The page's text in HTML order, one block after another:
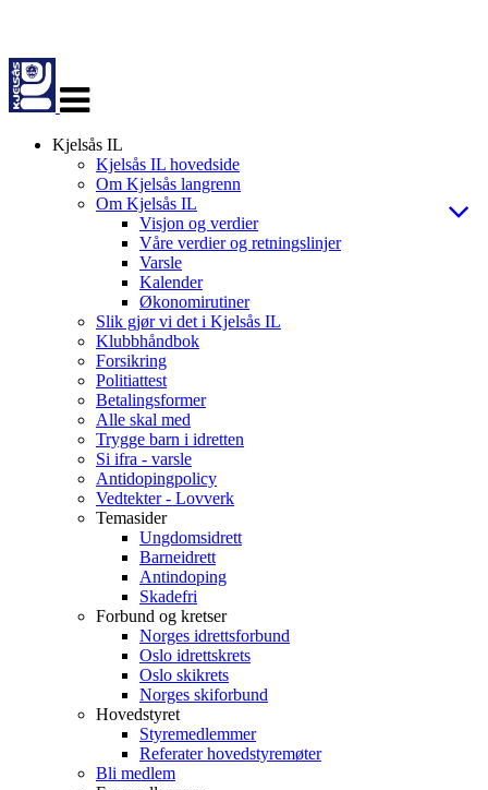
navigasjon
Kjelsås IL
Kjelsås IL hovedside
Om Kjelsås langrenn
Om Kjelsås IL
Visjon og verdier
Våre verdier og retningslinjer
Varsle
Kalender
Økonomirutiner
Slik gjør vi det i Kjelsås IL
Klubbhåndbok
Forsikring
Politiattest
Betalingsformer
Alle skal med
Trygge barn i idretten
Si ifra - varsle
Antidopingpolicy
Vedtekter - Lovverk
Temasider
Ungdomsidrett
Barneidrett
Antindoping
Skadefri
Forbund og kretser
Norges idrettsforbund
Oslo idrettskrets
Oslo skikrets
Norges skiforbund
Hovedstyret
Styremedlemmer
Referater hovedstyremøter
Bli medlem